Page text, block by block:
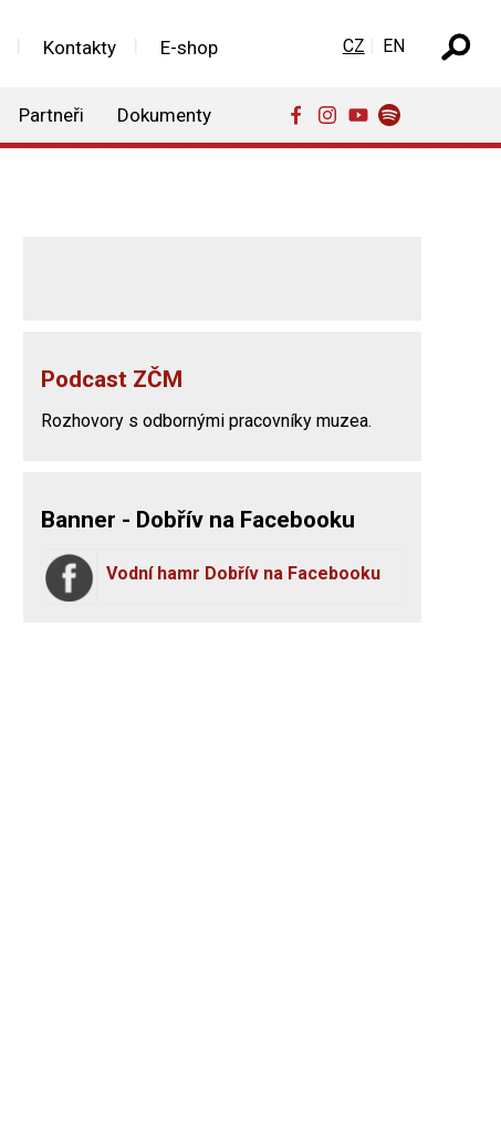
Kontakty E-shop
Partneři Dokumenty
Zvolte jazyk
CZ EN
Podcast ZČM
Rozhovory s odbornými pracovníky muzea.
Banner - Dobřív na Facebooku
Vodní hamr Dobřív na Facebooku